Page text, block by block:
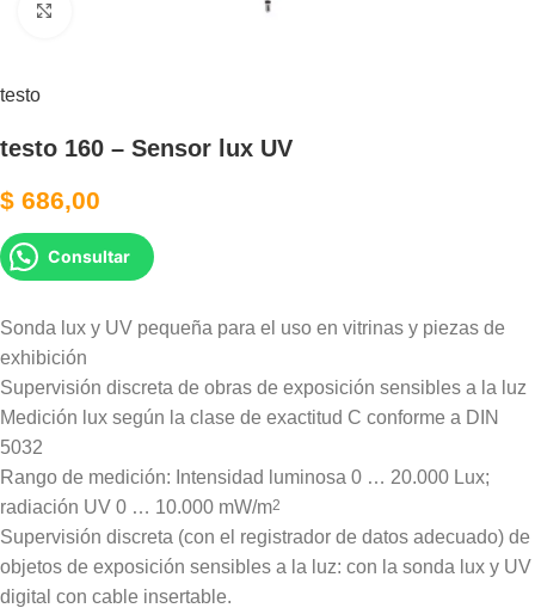
testo
testo 160 – Sensor lux UV
$ 686,00
Consultar
Sonda lux y UV pequeña para el uso en vitrinas y piezas de
exhibición
Supervisión discreta de obras de exposición sensibles a la luz
Medición lux según la clase de exactitud C conforme a DIN
5032
Rango de medición: Intensidad luminosa 0 … 20.000 Lux;
radiación UV 0 … 10.000 mW/m2
Supervisión discreta (con el registrador de datos adecuado) de
objetos de exposición sensibles a la luz: con la sonda lux y UV
digital con cable insertable.